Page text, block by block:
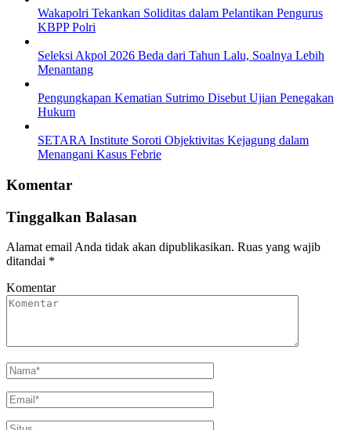
Wakapolri Tekankan Soliditas dalam Pelantikan Pengurus
KBPP Polri
Seleksi Akpol 2026 Beda dari Tahun Lalu, Soalnya Lebih
Menantang
Pengungkapan Kematian Sutrimo Disebut Ujian Penegakan
Hukum
SETARA Institute Soroti Objektivitas Kejagung dalam
Menangani Kasus Febrie
Komentar
Tinggalkan Balasan
Alamat email Anda tidak akan dipublikasikan. Ruas yang wajib
ditandai *
Komentar